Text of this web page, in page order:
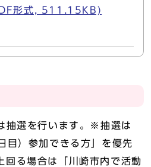
形式, 511.15KB)
抽選を行います。※抽選は
目）参加できる方」を優先
回る場合は「川崎市内で活動